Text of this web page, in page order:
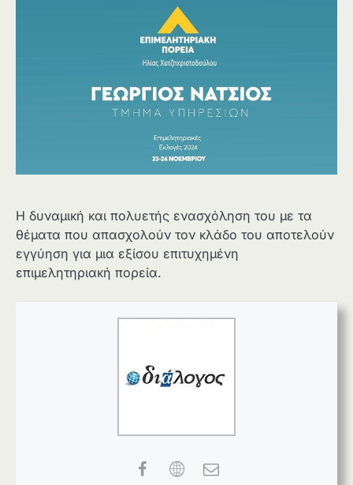
Η δυναμική και πολυετής ενασχόληση του με τα
θέματα που απασχολούν τον κλάδο του αποτελούν
εγγύηση για μια εξίσου επιτυχημένη
επιμελητηριακή πορεία.